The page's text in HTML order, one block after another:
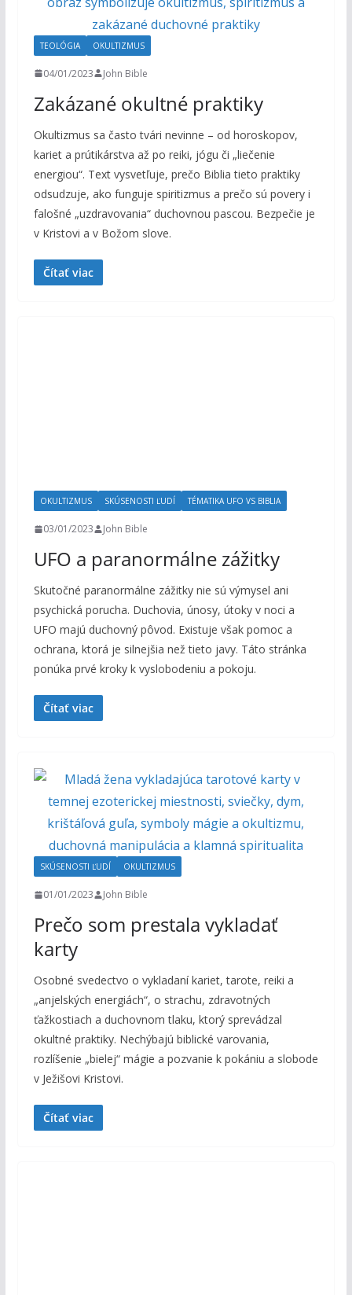
TEOLÓGIA OKULTIZMUS
04/01/2023 John Bible
Zakázané okultné praktiky
Okultizmus sa často tvári nevinne – od horoskopov,
kariet a prútikárstva až po reiki, jógu či „liečenie
energiou“. Text vysvetľuje, prečo Biblia tieto praktiky
odsudzuje, ako funguje spiritizmus a prečo sú povery i
falošné „uzdravovania“ duchovnou pascou. Bezpečie je
v Kristovi a v Božom slove.
Čítať viac
OKULTIZMUS SKÚSENOSTI ĽUDÍ TÉMATIKA UFO VS BIBLIA
03/01/2023 John Bible
UFO a paranormálne zážitky
Skutočné paranormálne zážitky nie sú výmysel ani
psychická porucha. Duchovia, únosy, útoky v noci a
UFO majú duchovný pôvod. Existuje však pomoc a
ochrana, ktorá je silnejšia než tieto javy. Táto stránka
ponúka prvé kroky k vyslobodeniu a pokoju.
Čítať viac
SKÚSENOSTI ĽUDÍ OKULTIZMUS
01/01/2023 John Bible
Prečo som prestala vykladať
karty
Osobné svedectvo o vykladaní kariet, tarote, reiki a
„anjelských energiách“, o strachu, zdravotných
ťažkostiach a duchovnom tlaku, ktorý sprevádzal
okultné praktiky. Nechýbajú biblické varovania,
rozlíšenie „bielej“ mágie a pozvanie k pokániu a slobode
v Ježišovi Kristovi.
Čítať viac